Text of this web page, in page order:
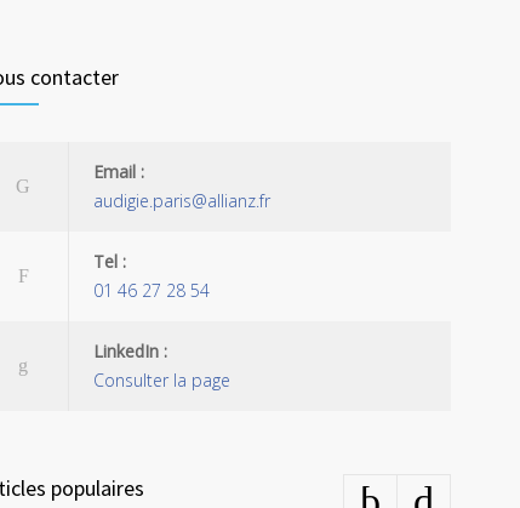
contacter
Email :
audigie.paris@allianz.fr
Tel :
01 46 27 28 54
LinkedIn :
Consulter la page
populaires